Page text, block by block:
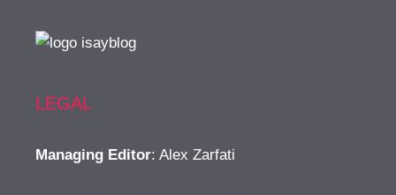
LEGAL
Managing Editor: Alex Zarfati